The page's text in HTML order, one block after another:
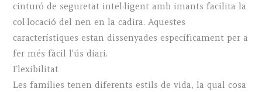
cinturó de seguretat intel·ligent amb imants facilita la
col·locació del nen en la cadira. Aquestes
característiques estan dissenyades específicament per a
fer més fàcil l’ús diari.
Flexibilitat
Les famílies tenen diferents estils de vida, la qual cosa